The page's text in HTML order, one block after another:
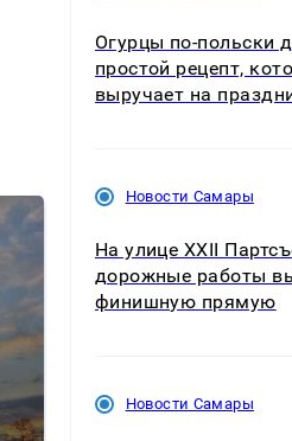
Огурцы по‑польски
простой рецепт,
выручает на
Новости Самары
На улице XXII
дорожные работы
финишную прямую
Новости Самары